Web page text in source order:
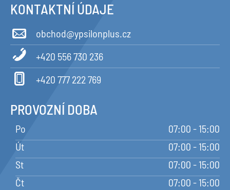
KONTAKTNÍ ÚDAJE
obchod@ypsilonplus.cz
+420 556 730 236
+420 777 222 769
PROVOZNÍ DOBA
Po
07:00 - 15:00
Út
07:00 - 15:00
St
07:00 - 15:00
Čt
07:00 - 15:00